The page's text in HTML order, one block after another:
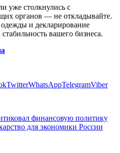
уже столкнулись с
органов — не откладывайте.
и декларирование
вашего бизнеса.
TwitterWhatsAppTelegramViber
финансовую политику
для экономики России